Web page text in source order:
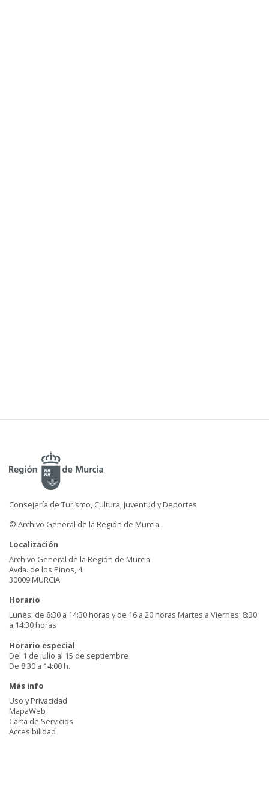
Consejería de Turismo, Cultura, Juventud y Deportes
© Archivo General de la Región de Murcia.
Localización
Archivo General de la Región de Murcia
Avda. de los Pinos, 4
30009 MURCIA
Horario
Lunes: de 8:30 a 14:30 horas y de 16 a 20 horas Martes a Viernes: 8:30
a 14:30 horas
Horario especial
Del 1 de julio al 15 de septiembre
De 8:30 a 14:00 h.
Más info
Uso y Privacidad
MapaWeb
Carta de Servicios
Accesibilidad